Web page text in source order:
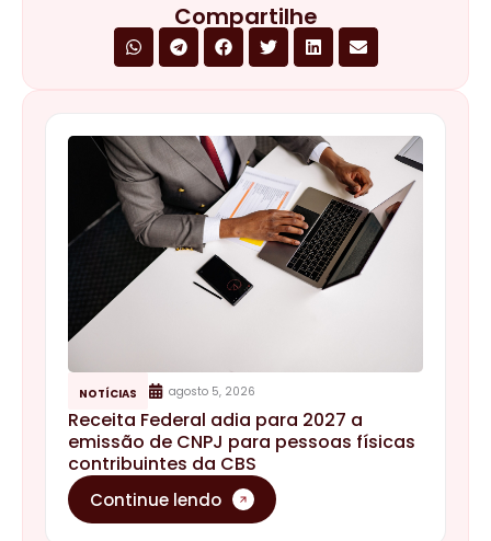
NOTÍCIAS agosto 5, 2026
Receita Federal adia para 2027 a
emissão de CNPJ para pessoas físicas
contribuintes da CBS
Continue lendo
Compartilhe